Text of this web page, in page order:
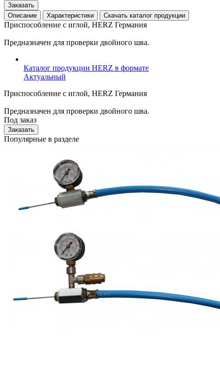
Заказать
Описание
Характеристики Скачать каталог продукции
Приспособление с иглой, HERZ Германия
Предназначен для проверки двойного шва.
Каталог продукции HERZ в формате
Актуальный
Приспособление с иглой, HERZ Германия
Предназначен для проверки двойного шва.
Под заказ
Заказать
Популярные в разделе